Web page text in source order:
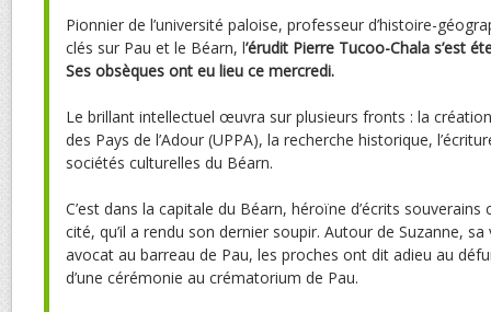
Pionnier de l’université paloise, professeur d’histoire-
clés sur Pau et le Béarn, l’érudit Pierre Tucoo-Chala s’est
Ses obsèques ont eu lieu ce mercredi.
Le brillant intellectuel œuvra sur plusieurs fronts : la
des Pays de l’Adour (UPPA), la recherche historique,
sociétés culturelles du Béarn.
C’est dans la capitale du Béarn, héroïne d’écrits
cité, qu’il a rendu son dernier soupir. Autour de Suzanne,
avocat au barreau de Pau, les proches ont dit adieu au
d’une cérémonie au crématorium de Pau.